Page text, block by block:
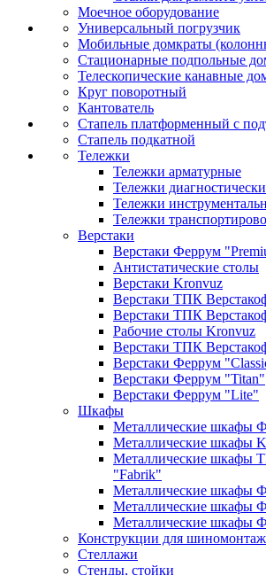
Моечное оборудование
Универсальный погрузчик
Мобильные домкраты
Стационарные подпольные
Телескопические канавные
Круг поворотный
Кантователь
Стапель платформенный с
Стапель подкатной
Тележки
Тележки арматурные
Тележки
Тележки
Тележки
Верстаки
Верстаки Феррум
Антистатические столы
Верстаки Kronvuz
Верстаки ТПК
Верстаки ТПК
Рабочие столы Kronvuz
Верстаки ТПК
Верстаки Феррум
Верстаки Феррум "Titan"
Верстаки Феррум "Lite"
Шкафы
Металлические шкафы
Металлические шкафы
Металлические шкафы
"Fabrik"
Металлические шкафы
Металлические шкафы
Металлические шкафы
Конструкции для
Стеллажи
Стенды, стойки